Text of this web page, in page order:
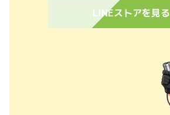
LINEストアを見る